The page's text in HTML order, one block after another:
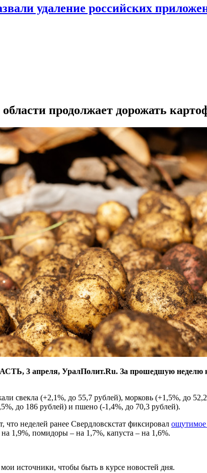
удаление российских
продолжает дорожать
3 апреля, УралПолит.Ru. За прошедшую неделю
свекла (+2,1%, до 55,7 рублей), морковь (+1,5%, до
до 186 рублей) и пшено (-1,4%, до 70,3 рублей).
неделей ранее Свердловскстат фиксировал
1,9%, помидоры – на 1,7%, капуста – на 1,6%.
источники, чтобы быть в курсе новостей дня.